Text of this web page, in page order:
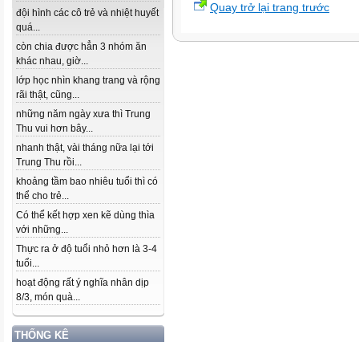
đội hình các cô trẻ và nhiệt huyết
quá...
còn chia được hẳn 3 nhóm ăn
khác nhau, giờ...
lớp học nhìn khang trang và rộng
rãi thật, cũng...
những năm ngày xưa thì Trung
Thu vui hơn bây...
nhanh thật, vài tháng nữa lại tới
Trung Thu rồi...
khoảng tầm bao nhiêu tuổi thì có
thể cho trẻ...
Có thể kết hợp xen kẽ dùng thìa
với những...
Thực ra ở độ tuổi nhỏ hơn là 3-4
tuổi...
hoạt động rất ý nghĩa nhân dịp
8/3, món quà...
THỐNG KÊ
Quay trở lại trang trước